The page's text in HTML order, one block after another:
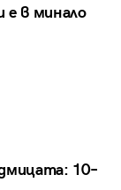
е в минало
10–